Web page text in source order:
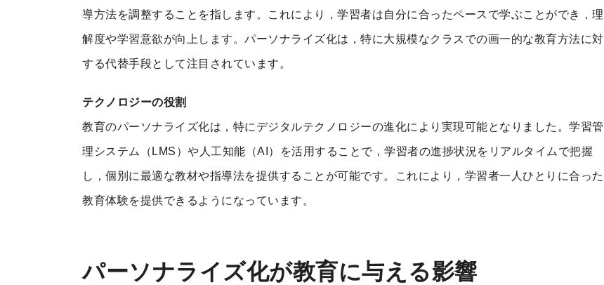
導方法を調整することを指します。これにより，学習者は自分に合ったペースで学ぶことができ，理
解度や学習意欲が向上します。パーソナライズ化は，特に大規模なクラスでの画一的な教育方法に対
する代替手段として注目されています。
テクノロジーの役割
教育のパーソナライズ化は，特にデジタルテクノロジーの進化により実現可能となりました。学習管
理システム（LMS）や人工知能（AI）を活用することで，学習者の進捗状況をリアルタイムで把握
し，個別に最適な教材や指導法を提供することが可能です。これにより，学習者一人ひとりに合った
教育体験を提供できるようになっています。
パーソナライズ化が教育に与える影響